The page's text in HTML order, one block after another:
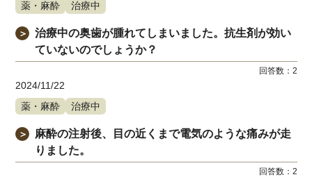
薬・麻酔
治療中
＞
治療中の奥歯が腫れてしまいました。抗生剤が効い
ていないのでしょうか？
回答数： 2
2024/11/22
薬・麻酔
治療中
＞
麻酔の注射後、目の近くまで電気のような痛みが走
りました。
回答数： 2